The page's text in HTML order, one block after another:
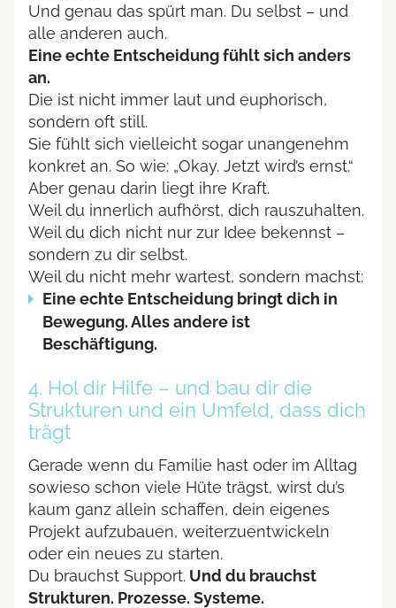
Und genau das spürt man. Du selbst – und
alle anderen auch.
Eine echte Entscheidung fühlt sich anders
an.
Die ist nicht immer laut und euphorisch,
sondern oft still.
Sie fühlt sich vielleicht sogar unangenehm
konkret an. So wie: „Okay. Jetzt wird’s ernst.“
Aber genau darin liegt ihre Kraft.
Weil du innerlich aufhörst, dich rauszuhalten.
Weil du dich nicht nur zur Idee bekennst –
sondern zu dir selbst.
Weil du nicht mehr wartest, sondern machst:
Eine echte Entscheidung bringt dich in
Bewegung. Alles andere ist
Beschäftigung.
4. Hol dir Hilfe – und bau dir die
Strukturen und ein Umfeld, dass dich
trägt
Gerade wenn du Familie hast oder im Alltag
sowieso schon viele Hüte trägst, wirst du’s
kaum ganz allein schaffen, dein eigenes
Projekt aufzubauen, weiterzuentwickeln
oder ein neues zu starten.
Du brauchst Support. Und du brauchst
Strukturen. Prozesse. Systeme.